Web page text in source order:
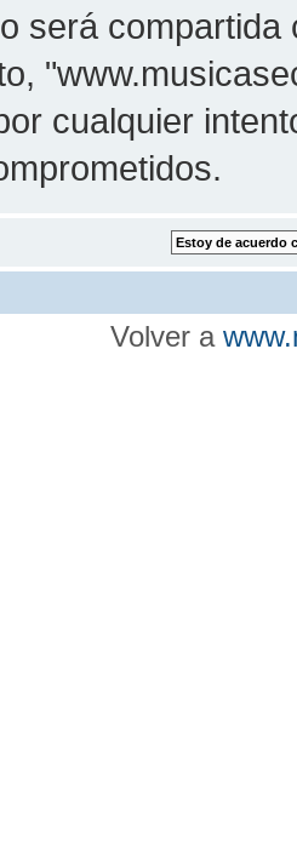
será
cualquier
Volver a